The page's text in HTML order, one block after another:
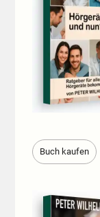
Buch kaufen